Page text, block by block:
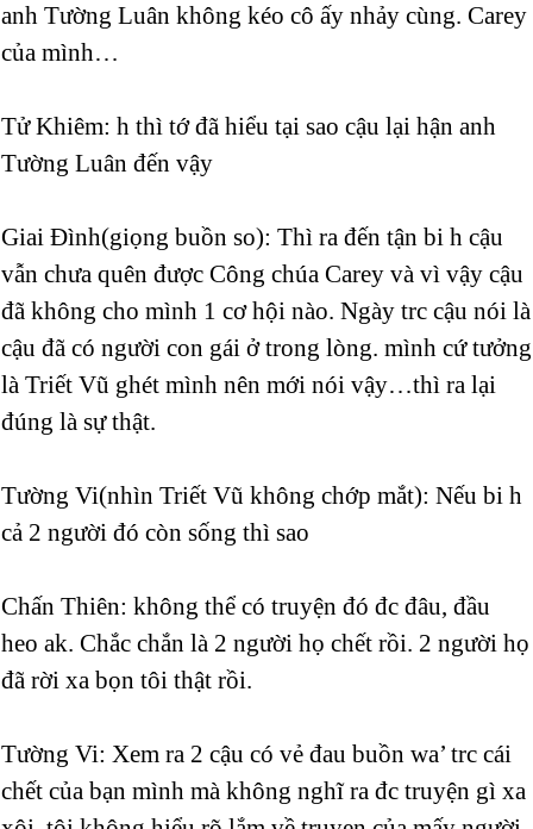
anh Tường Luân không kéo cô ấy nhảy cùng. Carey
của mình…
Tử Khiêm: h thì tớ đã hiểu tại sao cậu lại hận anh
Tường Luân đến vậy
Giai Đình(giọng buồn so): Thì ra đến tận bi h cậu
vẫn chưa quên được Công chúa Carey và vì vậy cậu
đã không cho mình 1 cơ hội nào. Ngày trc cậu nói là
cậu đã có người con gái ở trong lòng. mình cứ tưởng
là Triết Vũ ghét mình nên mới nói vậy…thì ra lại
đúng là sự thật.
Tường Vi(nhìn Triết Vũ không chớp mắt): Nếu bi h
cả 2 người đó còn sống thì sao
Chấn Thiên: không thể có truyện đó đc đâu, đầu
heo ak. Chắc chắn là 2 người họ chết rồi. 2 người họ
đã rời xa bọn tôi thật rồi.
Tường Vi: Xem ra 2 cậu có vẻ đau buồn wa’ trc cái
chết của bạn mình mà không nghĩ ra đc truyện gì xa